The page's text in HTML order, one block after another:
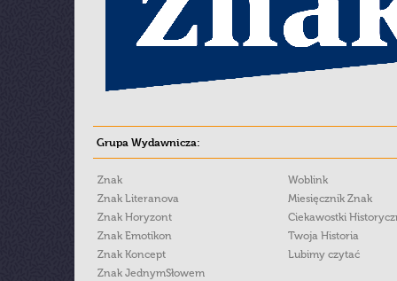
Grupa Wydawnicza:
Znak
Znak Literanova
Znak Horyzont
Znak Emotikon
Znak Koncept
Znak JednymSłowem
Woblink
Miesięcznik Znak
Ciekawostki
Twoja Historia
Lubimy czytać